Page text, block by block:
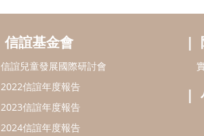
信誼基金會
信誼兒童發展國際研討會
2022信誼年度報告
2023信誼年度報告
2024信誼年度報告